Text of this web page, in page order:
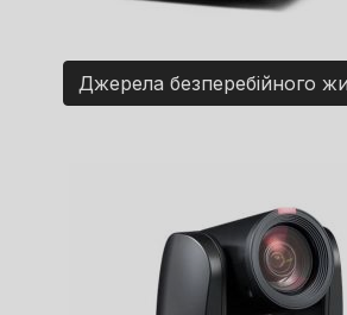
Джерела безперебійного